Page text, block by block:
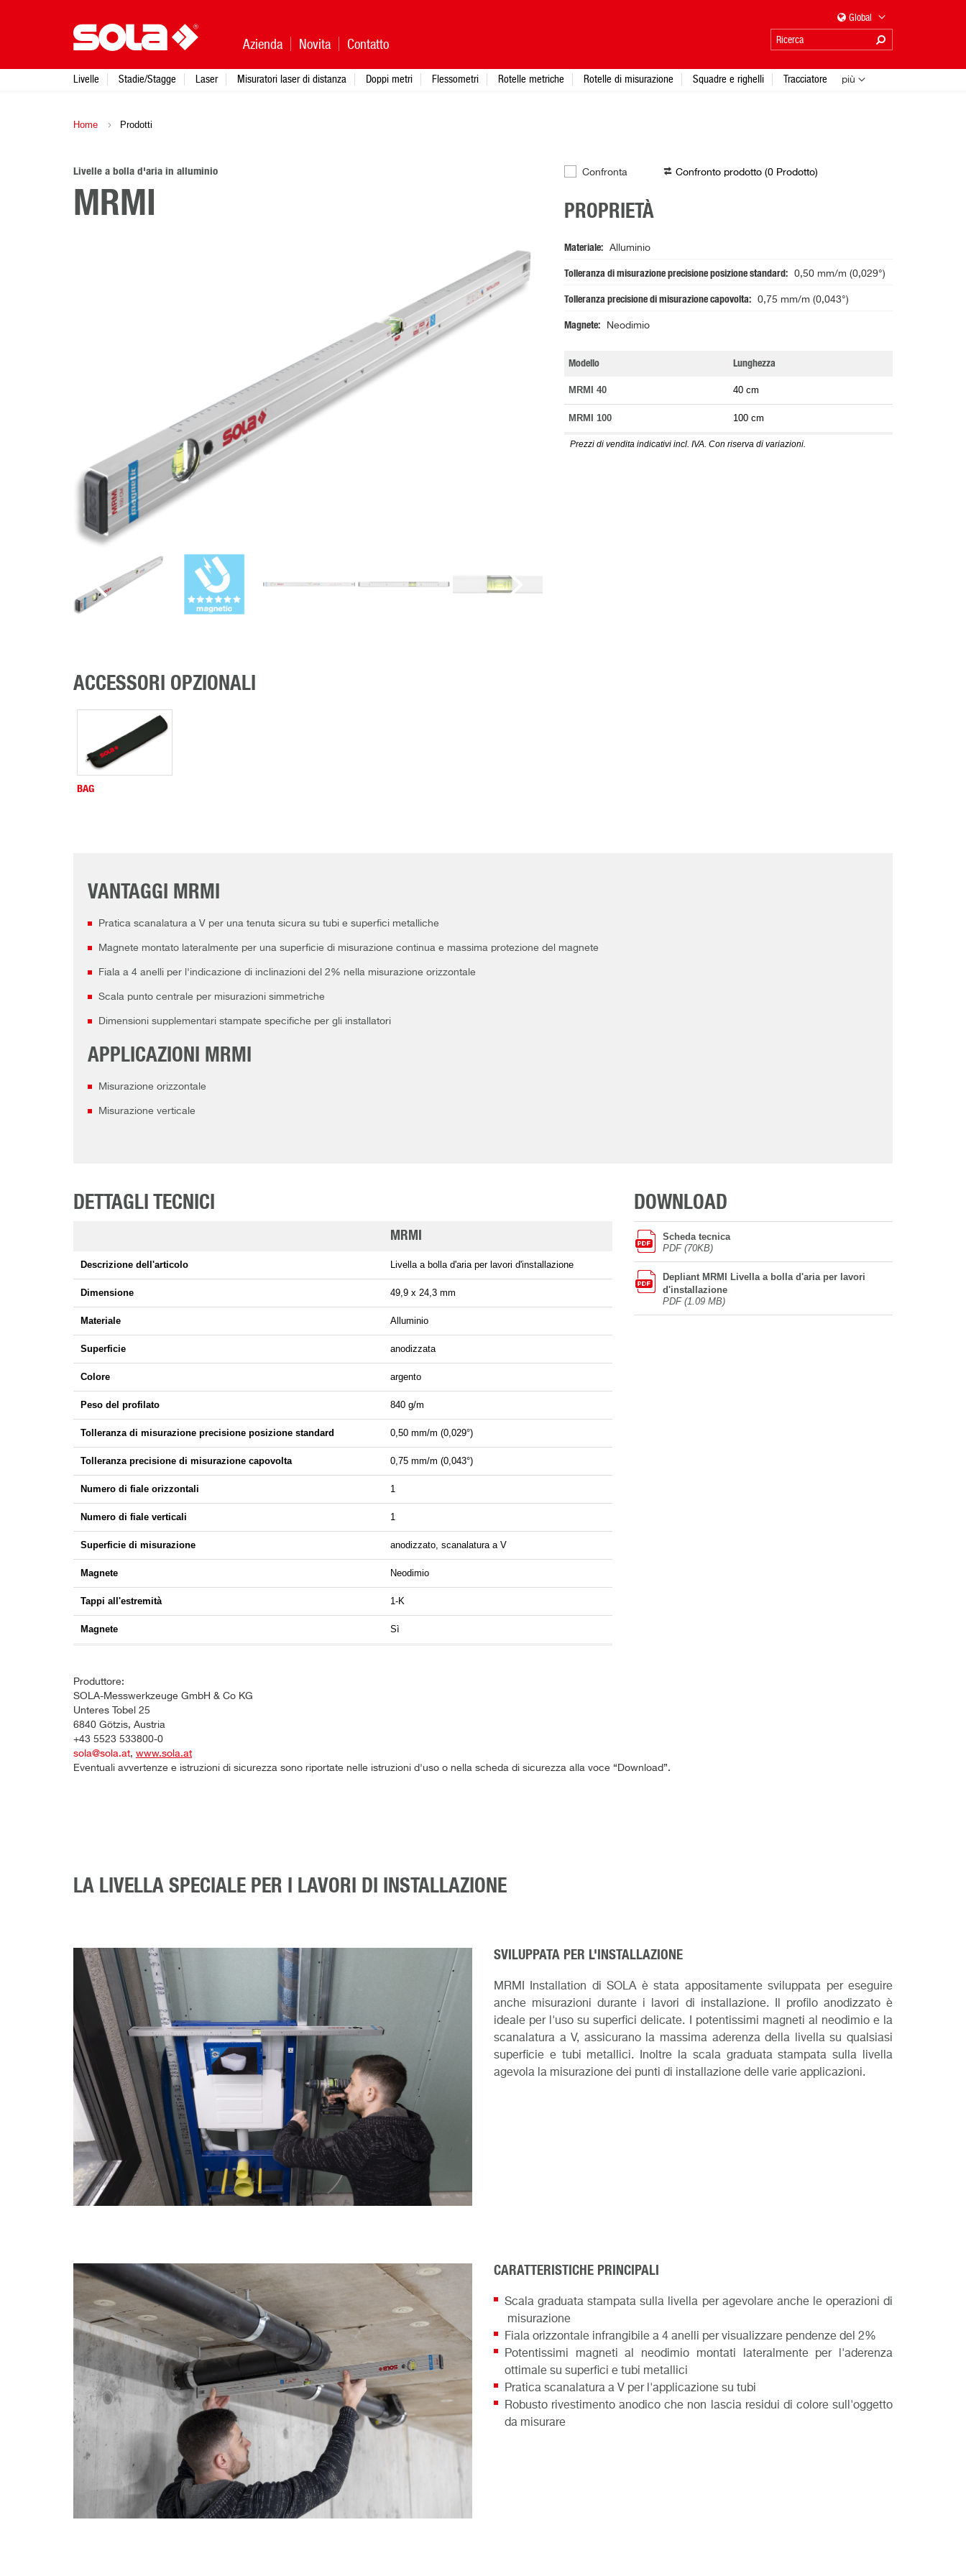
Home Prodotti
Livelle a bolla d'aria in alluminio
MRMI
Confronta Confronto prodotto (0 Prodotto)
PROPRIETÀ
Materiale Alluminio
Tolleranza di misurazione precisione posizione standard 0,50 mm/m (0,029°)
Tolleranza precisione di misurazione capovolta 0,75 mm/m (0,043°)
Magnete Neodimio
Modello Lunghezza
MRMI 40 40 cm
MRMI 100 100 cm
Prezzi di vendita indicativi incl. IVA. Con riserva di variazioni.
ACCESSORI OPZIONALI
BAG
VANTAGGI MRMI
Pratica scanalatura a V per una tenuta sicura su tubi e superfici metalliche
Magnete montato lateralmente per una superficie di misurazione continua e massima protezione del magnete
Fiala a 4 anelli per l'indicazione di inclinazioni del 2% nella misurazione orizzontale
Scala punto centrale per misurazioni simmetriche
Dimensioni supplementari stampate specifiche per gli installatori
APPLICAZIONI MRMI
Misurazione orizzontale
Misurazione verticale
DETTAGLI TECNICI
MRMI
Descrizione dell'articolo Livella a bolla d'aria per lavori d'installazione
Dimensione 49,9 x 24,3 mm
Materiale Alluminio
Superficie anodizzata
Colore argento
Peso del profilato 840 g/m
Tolleranza di misurazione precisione posizione standard 0,50 mm/m (0,029°)
Tolleranza precisione di misurazione capovolta 0,75 mm/m (0,043°)
Numero di fiale orizzontali 1
Numero di fiale verticali 1
Superficie di misurazione anodizzato, scanalatura a V
Magnete Neodimio
Tappi all'estremità 1-K
Magnete Sì
DOWNLOAD
Scheda tecnica
PDF (70KB)
Depliant MRMI Livella a bolla d'aria per lavori
d'installazione
PDF (1.09 MB)
Produttore:
SOLA-Messwerkzeuge GmbH & Co KG
Unteres Tobel 25
6840 Götzis, Austria
+43 5523 533800-0
sola@sola.at, www.sola.at
Eventuali avvertenze e istruzioni di sicurezza sono riportate nelle istruzioni d'uso o nella scheda di sicurezza alla voce “Download”.
LA LIVELLA SPECIALE PER I LAVORI DI INSTALLAZIONE
SVILUPPATA PER L'INSTALLAZIONE
MRMI Installation di SOLA è stata appositamente sviluppata per eseguire
anche misurazioni durante i lavori di installazione. Il profilo anodizzato è
ideale per l'uso su superfici delicate. I potentissimi magneti al neodimio e la
scanalatura a V, assicurano la massima aderenza della livella su qualsiasi
superficie e tubi metallici. Inoltre la scala graduata stampata sulla livella
agevola la misurazione dei punti di installazione delle varie applicazioni.
CARATTERISTICHE PRINCIPALI
Scala graduata stampata sulla livella per agevolare anche le operazioni di
misurazione
Fiala orizzontale infrangibile a 4 anelli per visualizzare pendenze del 2%
Potentissimi magneti al neodimio montati lateralmente per l'aderenza
ottimale su superfici e tubi metallici
Pratica scanalatura a V per l'applicazione su tubi
Robusto rivestimento anodico che non lascia residui di colore sull'oggetto
da misurare
Azienda Novita Contatto
Global
Livelle Stadie/Stagge Laser Misuratori laser di distanza Doppi metri Flessometri Rotelle metriche Rotelle di misurazione Squadre e righelli Tracciatore più